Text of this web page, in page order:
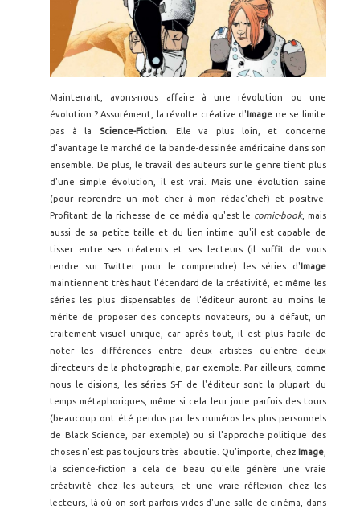
Maintenant, avons-nous affaire à une révolution ou une
évolution ? Assurément, la révolte créative d'Image ne se limite
pas à la Science-Fiction . Elle va plus loin, et concerne
d'avantage le marché de la bande-dessinée américaine dans son
ensemble. De plus, le travail des auteurs sur le genre tient plus
d'une simple évolution, il est vrai. Mais une évolution saine
(pour reprendre un mot cher à mon rédac'chef) et positive.
Profitant de la richesse de ce média qu'est le comic-book, mais
aussi de sa petite taille et du lien intime qu'il est capable de
tisser entre ses créateurs et ses lecteurs (il suffit de vous
rendre sur Twitter pour le comprendre) les séries d'Image
maintiennent très haut l'étendard de la créativité, et même les
séries les plus dispensables de l'éditeur auront au moins le
mérite de proposer des concepts novateurs, ou à défaut, un
traitement visuel unique, car après tout, il est plus facile de
noter les différences entre deux artistes qu'entre deux
directeurs de la photographie, par exemple. Par ailleurs, comme
nous le disions, les séries S-F de l'éditeur sont la plupart du
temps métaphoriques, même si cela leur joue parfois des tours
(beaucoup ont été perdus par les numéros les plus personnels
de Black Science, par exemple) ou si l'approche politique des
choses n'est pas toujours très aboutie. Qu'importe, chez Image
la science-fiction a cela de beau qu'elle génère une vraie
créativité chez les auteurs, et une vraie réflexion chez les
lecteurs, là où on sort parfois vides d'une salle de cinéma, dans